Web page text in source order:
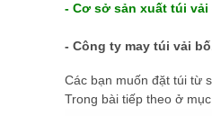
- Cơ sở sản xuất túi vải
- Công ty may túi vải
Các bạn muốn đặt túi từ
Trong bài tiếp theo ở